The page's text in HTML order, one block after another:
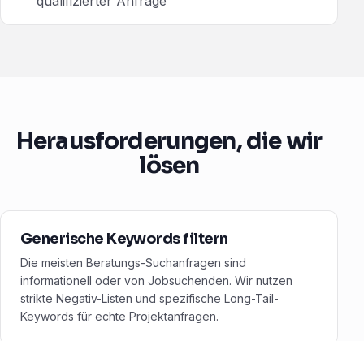
Herausforderungen, die wir
lösen
Generische Keywords filtern
Die meisten Beratungs-Suchanfragen sind
informationell oder von Jobsuchenden. Wir nutzen
strikte Negativ-Listen und spezifische Long-Tail-
Keywords für echte Projektanfragen.